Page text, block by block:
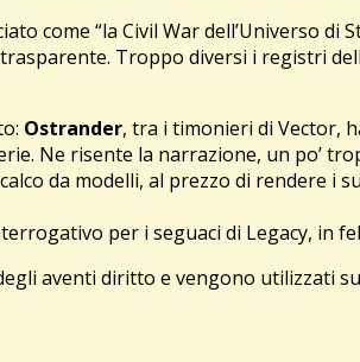
come “la Civil War dell’Universo
Troppo diversi i registri
Ostrander, tra i timonieri di Vector,
Ne risente la narrazione, un po’
da modelli, al prezzo di rendere i
per i seguaci di Legacy, in
aventi diritto e vengono utilizzati